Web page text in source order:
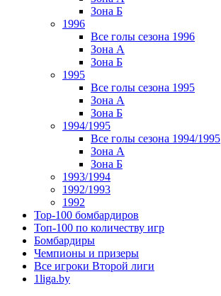
Зона Б
1996
Все голы сезона 1996
Зона А
Зона Б
1995
Все голы сезона 1995
Зона А
Зона Б
1994/1995
Все голы сезона 1994/1995
Зона А
Зона Б
1993/1994
1992/1993
1992
Top-100 бомбардиров
Топ-100 по количеству игр
Бомбардиры
Чемпионы и призеры
Все игроки Второй лиги
1liga.by